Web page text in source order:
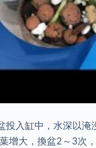
投入缸中，水深以
增大，換盆2～3次